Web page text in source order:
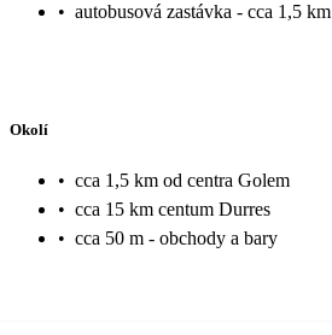
• autobusová zastávka - cca 1,5 km
Okolí
• cca 1,5 km od centra Golem
• cca 15 km centum Durres
• cca 50 m - obchody a bary